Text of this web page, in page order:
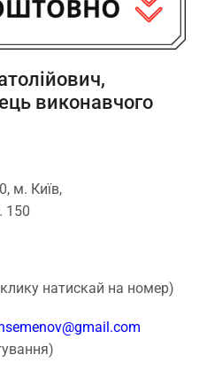
виконавчого
м. Київ,
150
натискай на номер)